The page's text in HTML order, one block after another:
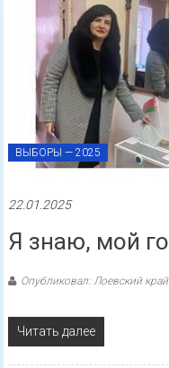
ВЫБОРЫ — 2025
22.01.2025
Я знаю, мой
Опубликовал: Лоевский край
Читать далее